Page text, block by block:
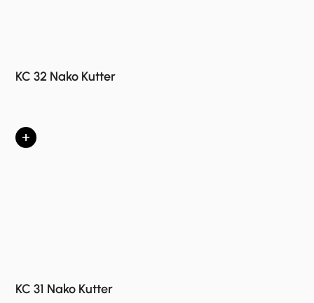
KC 32 Nako Kutter
+
KC 31 Nako Kutter